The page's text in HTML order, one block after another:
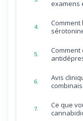
CBD et
Comment
analyse
Comment
Avis
Ce que